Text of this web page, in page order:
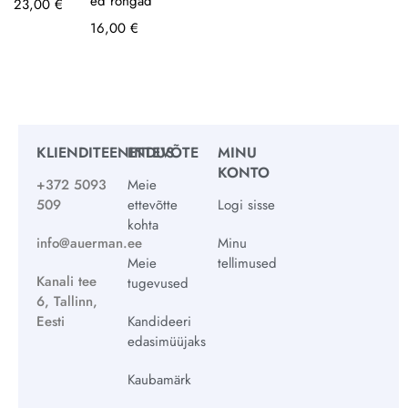
23,00 €
16,00 €
KLIENDITEENINDUS
+372 5093
509
info@auerman.ee
Kanali tee
6, Tallinn,
Eesti
ETTEVÕTE
Meie
ettevõtte
kohta
Meie
tugevused
Kandideeri
edasimüüjaks
Kaubamärk
MINU
KONTO
Logi sisse
Minu
tellimused